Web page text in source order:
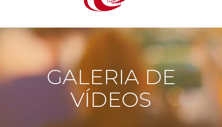
GALERIA DE
VÍDEOS